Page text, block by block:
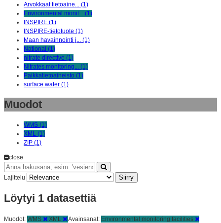
Arvokkaat tietoaine... (1)
Environmental monit... (1)
INSPIRE (1)
INSPIRE-tietotuote (1)
Maan havainnointi j... (1)
National (1)
nitrate directive (1)
Nitrates monitoring... (1)
Paikkatietoaineisto (1)
surface water (1)
Muodot
WMS (1)
XML (1)
ZIP (1)
close
Lajittelu Siirry
Löytyi 1 datasettiä
Muodot: WMS XML Avainsanat: Environmental monitoring facilities